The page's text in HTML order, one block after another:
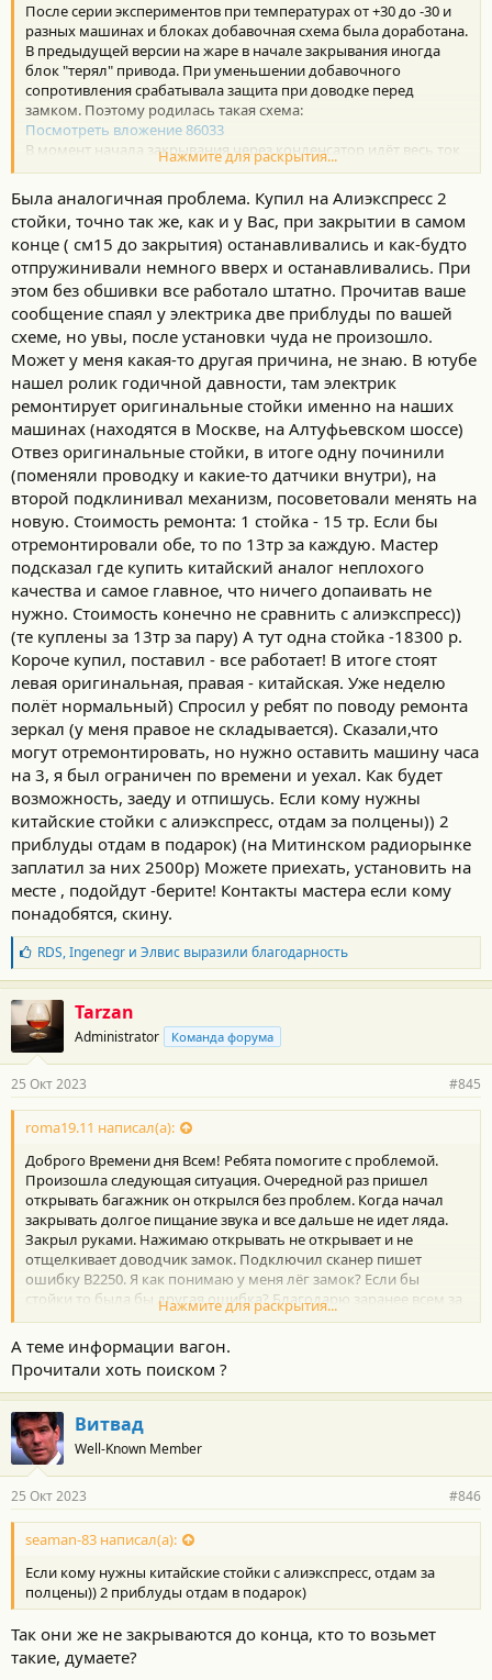
После серии экспериментов при температурах от +30 до -30 и
разных машинах и блоках добавочная схема была доработана.
В предыдущей версии на жаре в начале закрывания иногда
блок "терял" привода. При уменьшении добавочного
сопротивления срабатывала защита при доводке перед
замком. Поэтому родилась такая схема:
Посмотреть вложение 86033
В момент начала закрывания через конденсатор идëт весь ток
на привод, блок его не теряет. В конце закрывания, при
доводке, конденсатор заряжен и ток через него не идёт, ток
соответствует номинальному. Обратное напряжение на
конденсатор приходит в районе 0,3 В, за три месяца им хуже не
стало. Пробовал последовательно с конденсатором поставить
ещё один диод, снова изредка появляется глюк "потеряннго
привода", поэтому отказался от него.
Нажмите для раскрытия...
Была аналогичная проблема. Купил на Алиэкспресс 2
стойки, точно так же, как и у Вас, при закрытии в самом
конце ( см15 до закрытия) останавливались и как-будто
отпружинивали немного вверх и останавливались. При
этом без обшивки все работало штатно. Прочитав ваше
сообщение спаял у электрика две приблуды по вашей
схеме, но увы, после установки чуда не произошло.
Может у меня какая-то другая причина, не знаю. В ютубе
нашел ролик годичной давности, там электрик
ремонтирует оригинальные стойки именно на наших
машинах (находятся в Москве, на Алтуфьевском шоссе)
Отвез оригинальные стойки, в итоге одну починили
(поменяли проводку и какие-то датчики внутри), на
второй подклинивал механизм, посоветовали менять на
новую. Стоимость ремонта: 1 стойка - 15 тр. Если бы
отремонтировали обе, то по 13тр за каждую. Мастер
подсказал где купить китайский аналог неплохого
качества и самое главное, что ничего допаивать не
нужно. Стоимость конечно не сравнить с алиэкспресс))
(те куплены за 13тр за пару) А тут одна стойка -18300 р.
Короче купил, поставил - все работает! В итоге стоят
левая оригинальная, правая - китайская. Уже неделю
полёт нормальный) Спросил у ребят по поводу ремонта
зеркал (у меня правое не складывается). Сказали,что
могут отремонтировать, но нужно оставить машину часа
на 3, я был ограничен по времени и уехал. Как будет
возможность, заеду и отпишусь. Если кому нужны
китайские стойки с алиэкспресс, отдам за полцены)) 2
приблуды отдам в подарок) (на Митинском радиорынке
заплатил за них 2500р) Можете приехать, установить на
месте , подойдут -берите! Контакты мастера если кому
понадобятся, скину.
Б
л
а
г
о
д
а
н
о
с
и
:
RDS,Ingenegrи Элвисвыразили благодарность
Tarzan
Administrator Команда форума
25 Окт 2023 #845
roma19.11 написал(а):
Доброго Времени дня Всем! Ребята помогите с проблемой.
Произошла следующая ситуация. Очередной раз пришел
открывать багажник он открылся без проблем. Когда начал
закрывать долгое пищание звука и все дальше не идет ляда.
Закрыл руками. Нажимаю открывать не открывает и не
отщелкивает доводчик замок. Подключил сканер пишет
ошибку B2250. Я как понимаю у меня лёг замок? Если бы
стойки то была бы другая ошибка? Благодарю заранее всем за
помощь.
Нажмите для раскрытия...
А теме информации вагон.
Прочитали хоть поиском ?
Витвад
Well-Known Member
25 Окт 2023 #846
seaman-83 написал(а):
Если кому нужны китайские стойки с алиэкспресс, отдам за
полцены)) 2 приблуды отдам в подарок)
Так они же не закрываются до конца, кто то возьмет
такие, думаете?